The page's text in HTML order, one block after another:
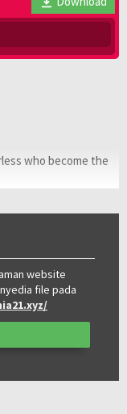
who become the
website
file pada